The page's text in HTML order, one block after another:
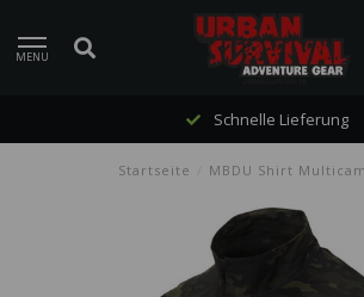
MENU
Schnelle Lieferung
Startseite MBDU Shirt